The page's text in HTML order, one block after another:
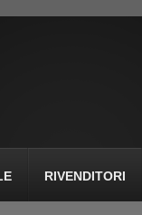
RIVENDITORI